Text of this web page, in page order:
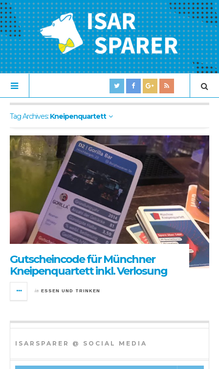
Tag Archives: Kneipenquartett
Gutscheincode für Münchner
Kneipenquartett inkl. Verlosung
in ESSEN UND TRINKEN
ISARSPARER @ SOCIAL MEDIA